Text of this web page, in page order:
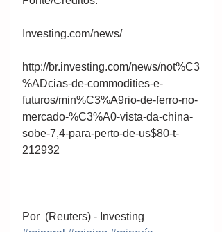
Investing.com/news/
http://br.investing.com/news/not%C3
%ADcias-de-commodities-e-
futuros/min%C3%A9rio-de-ferro-no-
mercado-%C3%A0-vista-da-china-
sobe-7,4-para-perto-de-us$80-t-
212932
Por  (Reuters) - Investing